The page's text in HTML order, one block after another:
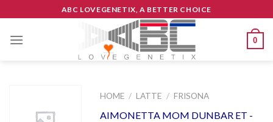
to
content
ABC LOVEGENETIX, A BETTER CHOICE
0
HOME / LATTE / FRISONA
AIMONETTA MOM DUNBAR ET -